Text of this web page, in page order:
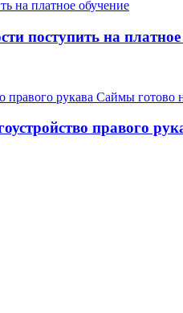
поступить на платное
правого